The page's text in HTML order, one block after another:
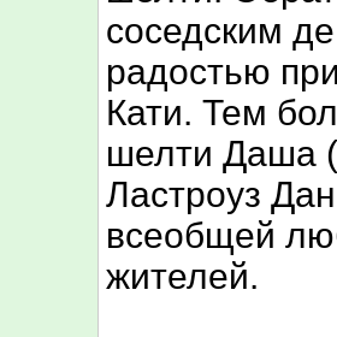
соседским
радостью
Кати. Тем
шелти Даша
Ластроуз
всеобщей
жителей.